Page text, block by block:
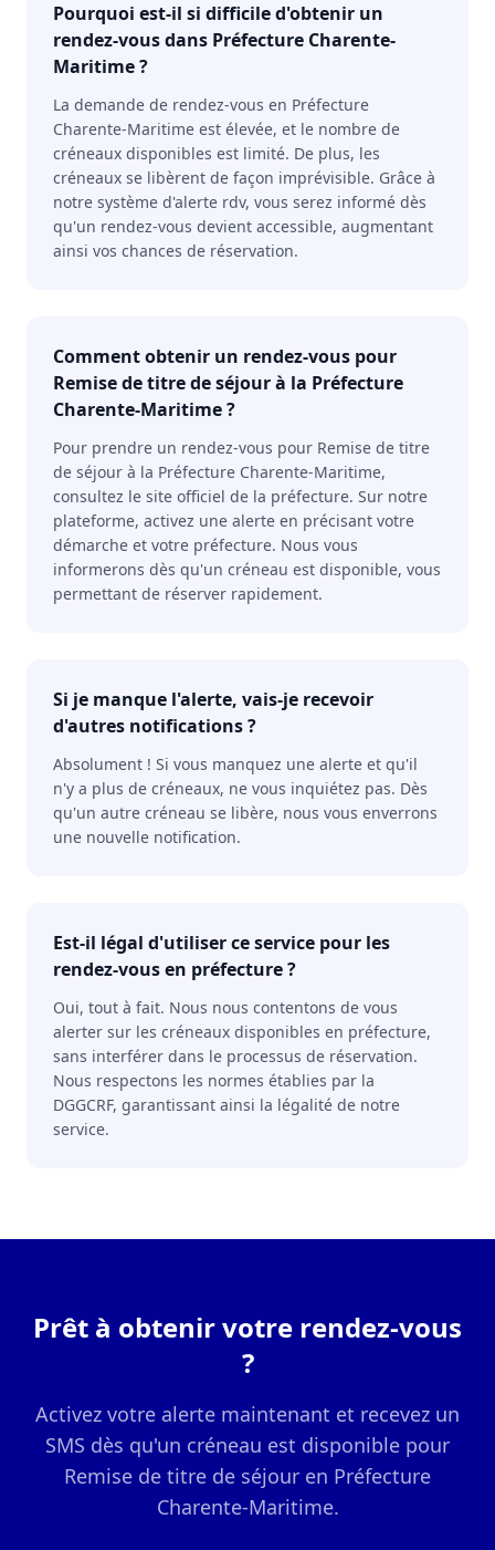
Pourquoi est-il si difficile d'obtenir un
rendez-vous dans Préfecture Charente-
Maritime ?
La demande de rendez-vous en Préfecture
Charente-Maritime est élevée, et le nombre de
créneaux disponibles est limité. De plus, les
créneaux se libèrent de façon imprévisible. Grâce à
notre système d'alerte rdv, vous serez informé dès
qu'un rendez-vous devient accessible, augmentant
ainsi vos chances de réservation.
Comment obtenir un rendez-vous pour
Remise de titre de séjour à la Préfecture
Charente-Maritime ?
Pour prendre un rendez-vous pour Remise de titre
de séjour à la Préfecture Charente-Maritime,
consultez le site officiel de la préfecture. Sur notre
plateforme, activez une alerte en précisant votre
démarche et votre préfecture. Nous vous
informerons dès qu'un créneau est disponible, vous
permettant de réserver rapidement.
Si je manque l'alerte, vais-je recevoir
d'autres notifications ?
Absolument ! Si vous manquez une alerte et qu'il
n'y a plus de créneaux, ne vous inquiétez pas. Dès
qu'un autre créneau se libère, nous vous enverrons
une nouvelle notification.
Est-il légal d'utiliser ce service pour les
rendez-vous en préfecture ?
Oui, tout à fait. Nous nous contentons de vous
alerter sur les créneaux disponibles en préfecture,
sans interférer dans le processus de réservation.
Nous respectons les normes établies par la
DGGCRF, garantissant ainsi la légalité de notre
service.
Prêt à obtenir votre rendez-vous
?
Activez votre alerte maintenant et recevez un
SMS dès qu'un créneau est disponible pour
Remise de titre de séjour en Préfecture
Charente-Maritime.